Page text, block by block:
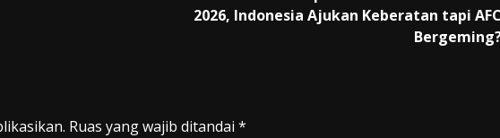
2026, Indonesia Ajukan Keberatan tapi
Ruas yang wajib ditandai *